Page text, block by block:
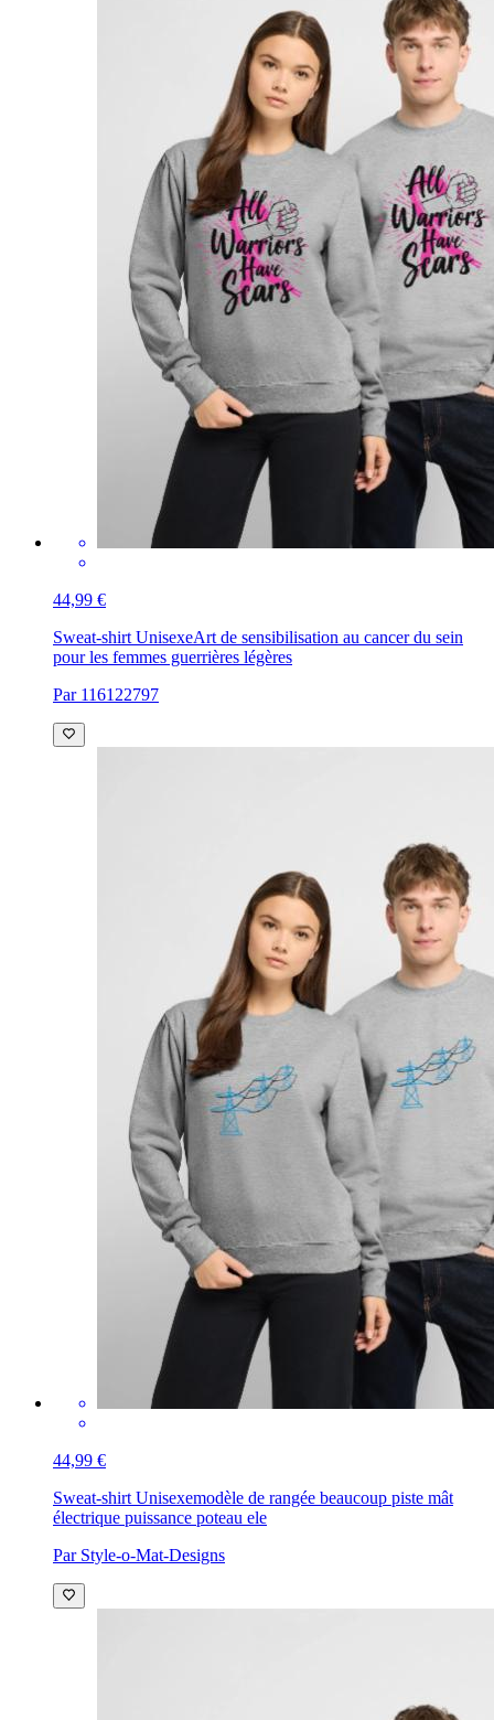
44,99 €
Sweat-shirt UnisexeArt de sensibilisation au cancer du sein
pour les femmes guerrières légères
Par 116122797
44,99 €
Sweat-shirt Unisexemodèle de rangée beaucoup piste mât
électrique puissance poteau ele
Par Style-o-Mat-Designs